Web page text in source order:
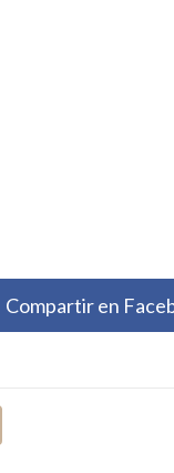
Compartir en